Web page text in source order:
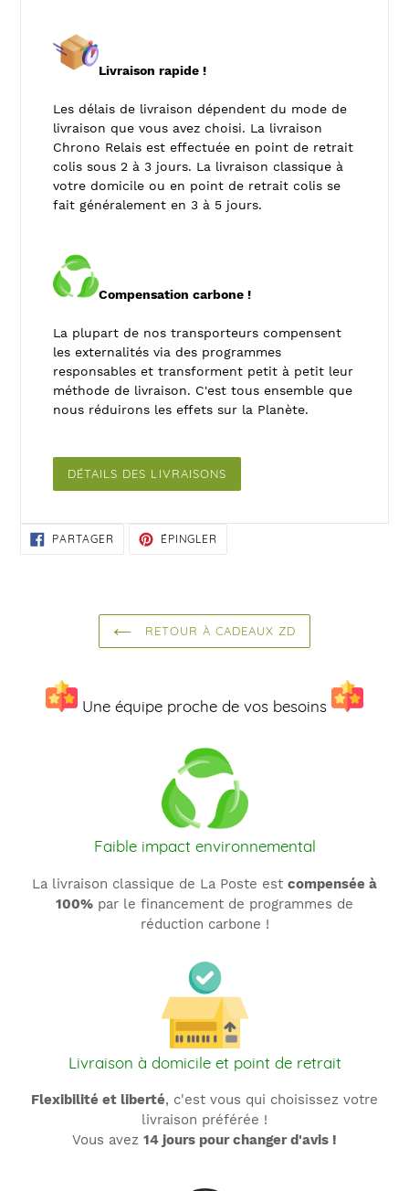
Livraison rapide !
Les délais de livraison dépendent du mode de
livraison que vous avez choisi. La livraison
Chrono Relais est effectuée en point de retrait
colis sous 2 à 3 jours. La livraison classique à
votre domicile ou en point de retrait colis se
fait généralement en 3 à 5 jours.
Compensation carbone !
La plupart de nos transporteurs compensent
les externalités via des programmes
responsables et transforment petit à petit leur
méthode de livraison. C'est tous ensemble que
nous réduirons les effets sur la Planète.
DÉTAILS DES LIVRAISONS
PARTAGER PARTAGER
SUR
ÉPINGLER
RETOUR À CADEAUX ZD
Une équipe proche de vos besoins
Faible impact environnemental
La livraison classique de La Poste est compensée à
100% par le financement de programmes de
réduction carbone !
Livraison à domicile et point de retrait
Flexibilité et liberté, c'est vous qui choisissez votre
livraison préférée !
Vous avez 14 jours pour changer d'avis !